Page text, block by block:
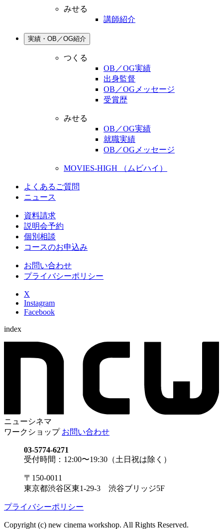
みせる
講師紹介
実績・OB／OG紹介
つくる
OB／OG実績
出身監督
OB／OGメッセージ
受賞歴
みせる
OB／OG実績
就職実績
OB／OGメッセージ
MOVIES-HIGH （ムビハイ）
よくあるご質問
ニュース
資料請求
説明会予約
個別相談
コースのお申込み
お問い合わせ
プライバシーポリシー
X
Instagram
Facebook
index
ニューシネマ
ワークショップ お問い合わせ
03-5774-6271
受付時間：12:00〜19:30（土日祝は除く）
〒150-0011
東京都渋谷区東1-29-3 渋谷ブリッジ5F
プライバシーポリシー
Copyright (c) new cinema workshop. All Rights Reserved.